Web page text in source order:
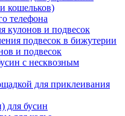
кошельков)
телефона
кулонов и подвесок
подвесок в бижутерии
и подвесок
с несквозным
для приклеивания
для бусин